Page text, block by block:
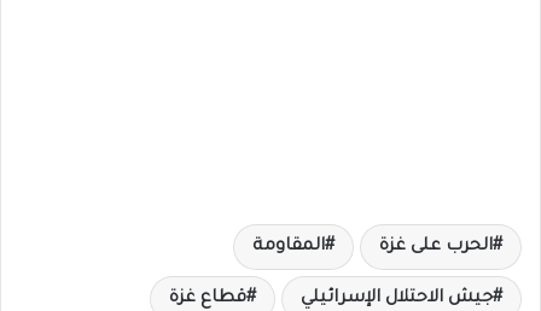
الحرب على غزة المقاومة
جيش الاحتلال الإسرائيلي قطاع غزة